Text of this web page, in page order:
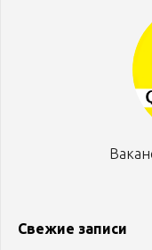
Свежие записи